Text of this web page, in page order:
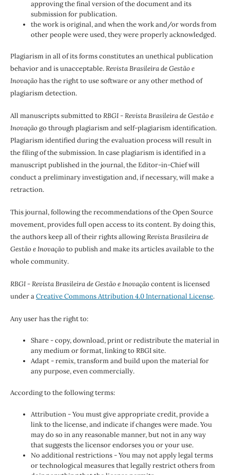
approving the final version of the document and its
submission for publication.
the work is original, and when the work and/or words from
other people were used, they were properly acknowledged.
Plagiarism in all of its forms constitutes an unethical publication
behavior and is unacceptable.Revista Brasileira de Gestão e
Inovaçãohas the right to use software or any other method of
plagiarism detection.
All manuscripts submitted to RBGI - Revista Brasileira de Gestão e
Inovaçãogo through plagiarism and self-plagiarism identification.
Plagiarism identified during the evaluation process will result in
the filing of the submission. In case plagiarism is identified in a
manuscript published in the journal, the Editor-in-Chief will
conduct a preliminary investigation and, if necessary, will make a
retraction.
This journal, following the recommendations of the Open Source
movement, provides full open access to its content. By doing this,
the authors keep all of their rights allowingRevista Brasileira de
Gestão e Inovaçãoto publish and make its articles available to the
whole community.
RBGI - Revista Brasileira de Gestão e Inovaçãocontent is licensed
under aCreative Commons Attribution 4.0 International License.
Any user has the right to:
Share - copy, download, print or redistribute the material in
any medium or format, linking to RBGI site.
Adapt - remix, transform and build upon the material for
any purpose, even commercially.
According to the following terms:
Attribution - You must give appropriate credit, provide a
link to the license, and indicate if changes were made. You
may do so in any reasonable manner, but not in any way
that suggests the licensor endorses you or your use.
No additional restrictions - You may not apply legal terms
or technological measures that legally restrict others from